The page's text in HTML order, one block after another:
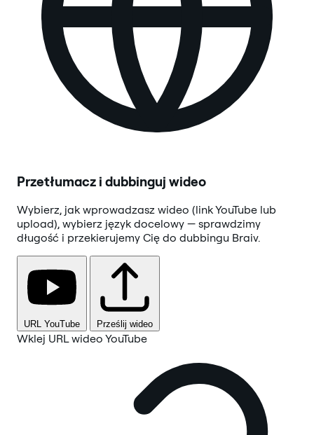
Przetłumacz i dubbinguj wideo
Wybierz, jak wprowadzasz wideo (link YouTube lub
upload), wybierz język docelowy — sprawdzimy
długość i przekierujemy Cię do dubbingu Braiv.
URL YouTube Prześlij wideo
Wklej URL wideo YouTube